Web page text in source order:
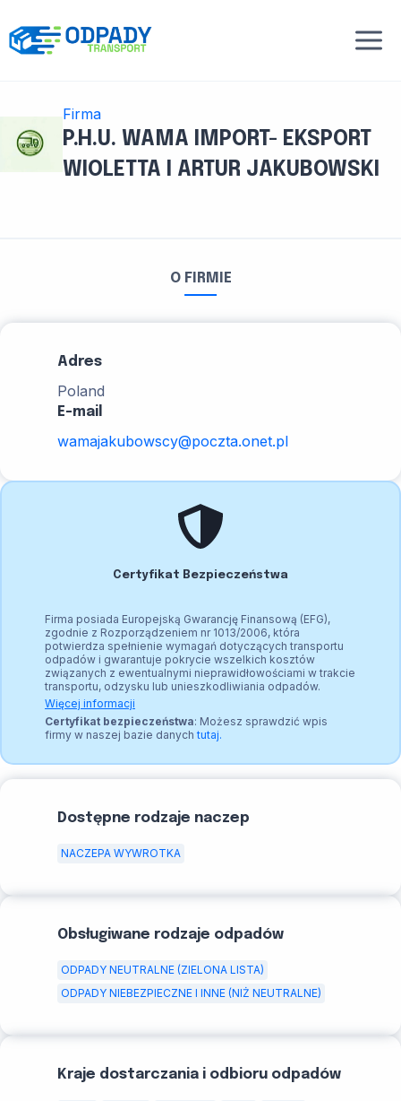
do
treści
Firma
P.H.U. WAMA IMPORT- EKSPORT
WIOLETTA I ARTUR JAKUBOWSKI
O FIRMIE
Adres
Poland
E-mail
wamajakubowscy@poczta.onet.pl
Certyfikat Bezpieczeństwa
Firma posiada Europejską Gwarancję Finansową (EFG),
zgodnie z Rozporządzeniem nr 1013/2006, która
potwierdza spełnienie wymagań dotyczących transportu
odpadów i gwarantuje pokrycie wszelkich kosztów
związanych z ewentualnymi nieprawidłowościami w trakcie
transportu, odzysku lub unieszkodliwiania odpadów.
Więcej informacji
Certyfikat bezpieczeństwa: Możesz sprawdzić wpis
firmy w naszej bazie danych tutaj.
Dostępne rodzaje naczep
NACZEPA WYWROTKA
Obsługiwane rodzaje odpadów
ODPADY NEUTRALNE (ZIELONA LISTA)
ODPADY NIEBEZPIECZNE I INNE (NIŻ NEUTRALNE)
Kraje dostarczania i odbioru odpadów